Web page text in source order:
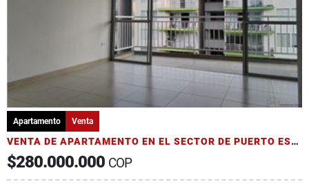
Apartamento Venta
VENTA DE APARTAMENTO EN EL SECTOR DE PUERTO ESPEJO
$280.000.000 COP